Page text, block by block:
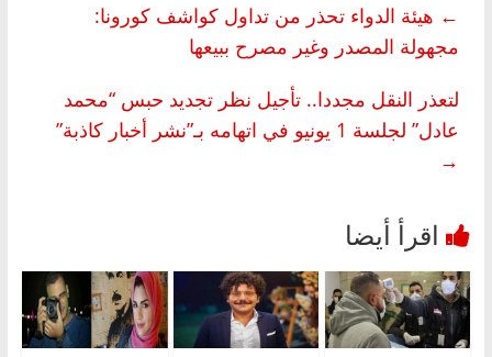
← هيئة الدواء تحذر من تداول كواشف كورونا:
مجهولة المصدر وغير مصرح ببيعها
لتعذر النقل مجددا.. تأجيل نظر تجديد حبس “محمد
عادل” لجلسة 1 يونيو في اتهامه بـ”نشر أخبار كاذبة”
→